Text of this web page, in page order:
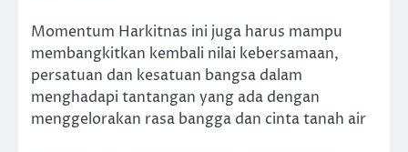
Momentum Harkitnas ini juga harus mampu
membangkitkan kembali nilai kebersamaan,
persatuan dan kesatuan bangsa dalam
menghadapi tantangan yang ada dengan
menggelorakan rasa bangga dan cinta tanah air